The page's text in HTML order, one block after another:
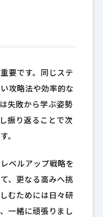
要です。同じステ
攻略法や効率的な
失敗から学ぶ姿勢
振り返ることで次
。
ベルアップ戦略を
、更なる高みへ挑
むためには日々研
一緒に頑張りまし